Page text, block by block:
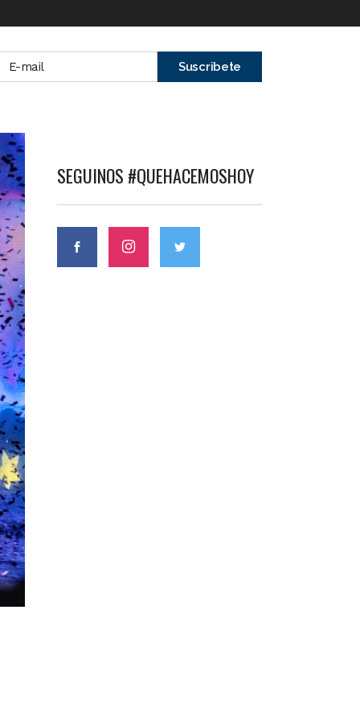
SEGUINOS #QUEHACEMOSHOY